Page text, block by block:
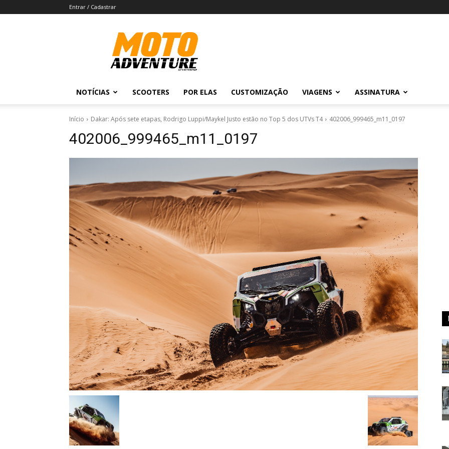
Entrar / Cadastrar
Revista
Moto
Adventure
NOTÍCIAS SCOOTERS POR ELAS CUSTOMIZAÇÃO VIAGENS ASSINATURA
Início Dakar: Após sete etapas, Rodrigo Luppi/Maykel Justo estão no Top 5 dos UTVs T4 402006_999465_m11_0197
402006_999465_m11_0197